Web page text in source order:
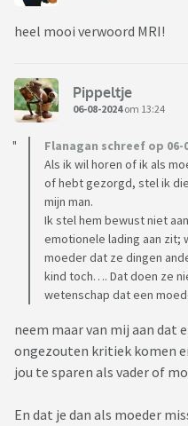
heel mooi verwoord MRI!
Pippeltje
06-08-2024om 13:24
Flanagan schreef op 06-
Als ik wil horen of ik als
of hebt gezorgd, stel ik
mijn man.
Ik stel hem bewust niet
emotionele lading aan zit;
moeder dat ze dingen
kind toch…. Dat doen ze
wetenschap dat een
neem maar van mij aan dat
ongezouten kritiek komen
jou te sparen als vader of
En dat je dan als moeder